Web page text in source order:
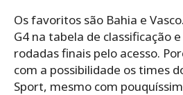
Os favoritos são Bahia e
G4 na tabela de classificação
rodadas finais pelo acesso.
com a possibilidade os times
Sport, mesmo com